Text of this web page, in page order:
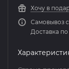
Хочу в
Самовывоз
Доставка